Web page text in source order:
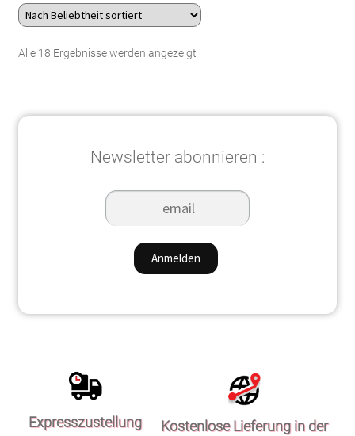
Alle 18 Ergebnisse werden angezeigtNach
Newsletter abonnieren :
Expresszustellung
Kostenlose Lieferung in der